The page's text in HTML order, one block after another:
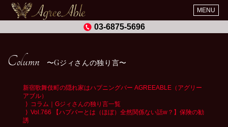
MENU
03-6875-5696
Column Gジィさんの独り言
新宿歌舞伎町の隠れ家はハプニングバー AGREEABLE（アグリー
アブル）
コラム｜Gジィさんの独り言一覧
Vol.766 【ハプバーとは（ほぼ）全然関係ない話w？】保険の勧
誘